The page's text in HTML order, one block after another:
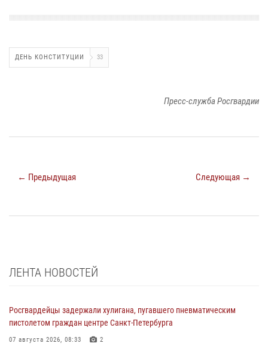
ДЕНЬ КОНСТИТУЦИИ 33
Пресс-служба Росгвардии
← Предыдущая Следующая →
ЛЕНТА НОВОСТЕЙ
Росгвардейцы задержали хулигана, пугавшего пневматическим
пистолетом граждан центре Санкт-Петербурга
07 августа 2026, 08:33 2